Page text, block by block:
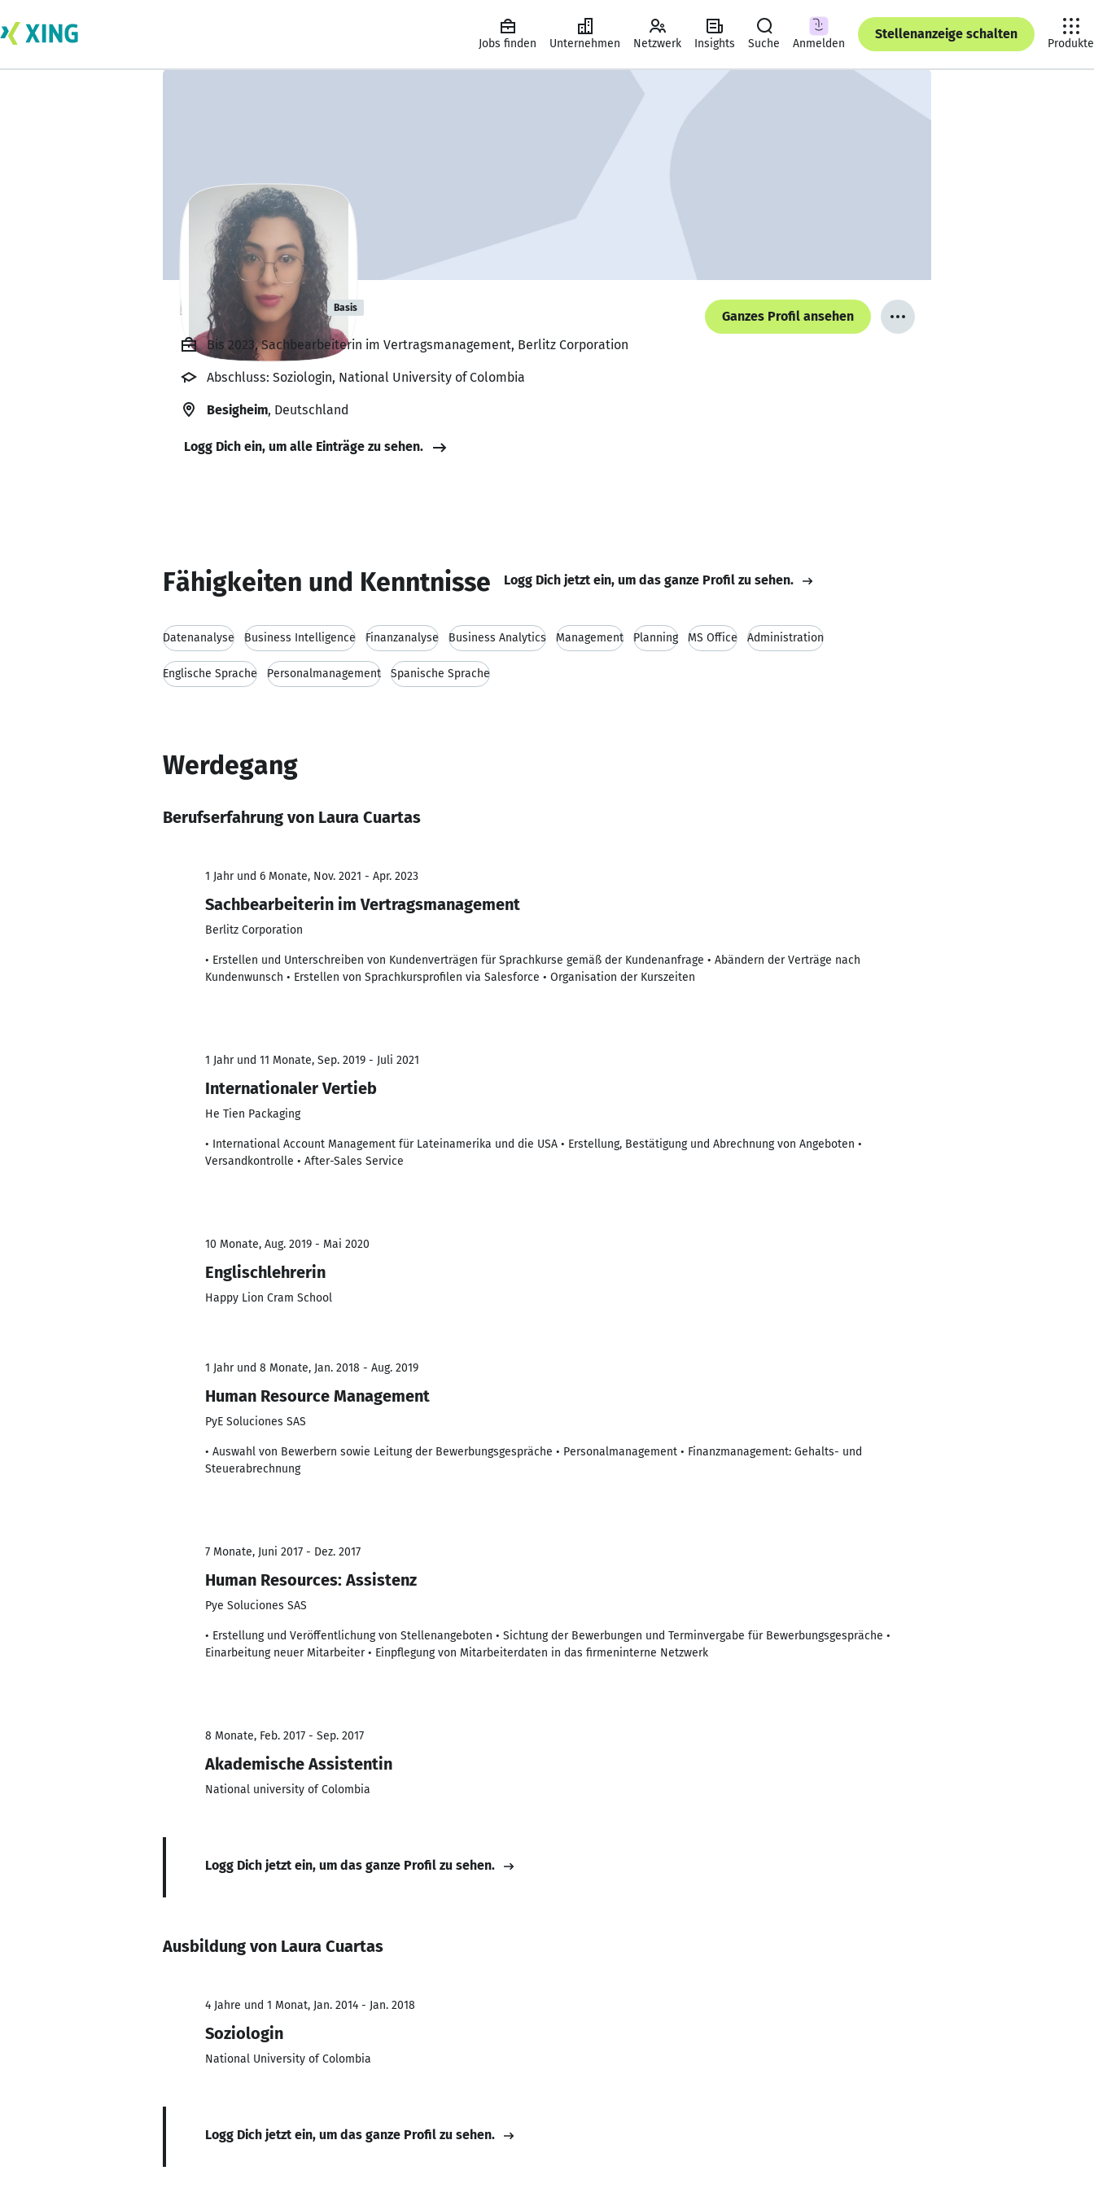
Jobs finden Unternehmen Netzwerk Insights Suche Anmelden
Stellenanzeige schalten
Produkte
Laura Cuartas Basis
Ganzes Profil ansehen
Bis 2023, Sachbearbeiterin im Vertragsmanagement, Berlitz Corporation
Abschluss: Soziologin, National University of Colombia
Besigheim, Deutschland
Logg Dich ein, um alle Einträge zu sehen.
Fähigkeiten und Kenntnisse Logg Dich jetzt ein, um das ganze Profil zu sehen.
Datenanalyse Business Intelligence Finanzanalyse Business Analytics Management Planning MS Office Administration
Englische Sprache Personalmanagement Spanische Sprache
Werdegang
Berufserfahrung von Laura Cuartas
1 Jahr und 6 Monate, Nov. 2021 - Apr. 2023
Sachbearbeiterin im Vertragsmanagement
Berlitz Corporation
• Erstellen und Unterschreiben von Kundenverträgen für Sprachkurse gemäß der Kundenanfrage • Abändern der Verträge nach
Kundenwunsch • Erstellen von Sprachkursprofilen via Salesforce • Organisation der Kurszeiten
1 Jahr und 11 Monate, Sep. 2019 - Juli 2021
Internationaler Vertieb
He Tien Packaging
• International Account Management für Lateinamerika und die USA • Erstellung, Bestätigung und Abrechnung von Angeboten •
Versandkontrolle • After-Sales Service
10 Monate, Aug. 2019 - Mai 2020
Englischlehrerin
Happy Lion Cram School
1 Jahr und 8 Monate, Jan. 2018 - Aug. 2019
Human Resource Management
PyE Soluciones SAS
• Auswahl von Bewerbern sowie Leitung der Bewerbungsgespräche • Personalmanagement • Finanzmanagement: Gehalts- und
Steuerabrechnung
7 Monate, Juni 2017 - Dez. 2017
Human Resources: Assistenz
Pye Soluciones SAS
• Erstellung und Veröffentlichung von Stellenangeboten • Sichtung der Bewerbungen und Terminvergabe für Bewerbungsgespräche •
Einarbeitung neuer Mitarbeiter • Einpflegung von Mitarbeiterdaten in das firmeninterne Netzwerk
8 Monate, Feb. 2017 - Sep. 2017
Akademische Assistentin
National university of Colombia
Logg Dich jetzt ein, um das ganze Profil zu sehen.
Ausbildung von Laura Cuartas
4 Jahre und 1 Monat, Jan. 2014 - Jan. 2018
Soziologin
National University of Colombia
Logg Dich jetzt ein, um das ganze Profil zu sehen.